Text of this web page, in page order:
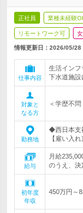
正社員 業種未経験
リモートワーク可
情報更新日：2026/05/28
仕事内容
生活インフ
下水道施設
対象と
なる方
＜学歴不
勤務地
◆西日本支
【雇い入
給与
月給
のうえ、
初年度
年収
450万円～